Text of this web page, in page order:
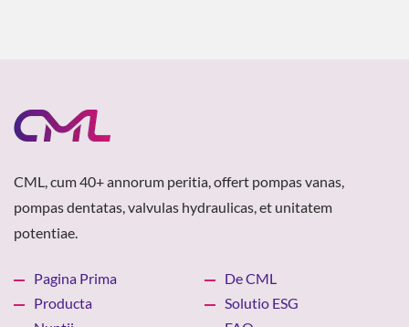
CML, cum 40+ annorum peritia, offert pompas vanas,
pompas dentatas, valvulas hydraulicas, et unitatem
potentiae.
Pagina Prima
De CML
Producta
Solutio ESG